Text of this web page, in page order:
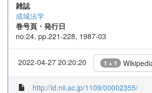
雑誌
成城法学
巻号頁・発行日
no.24, pp.221-228, 1987-03
2022-04-27 20:20:20 1 + 1
http://id.nii.ac.jp/1109/00002355/